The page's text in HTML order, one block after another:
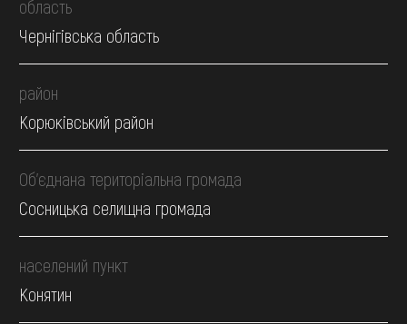
область
Чернігівська область
район
Корюківський район
Об’єднана територіальна громада
Сосницька селищна громада
населений пункт
Конятин